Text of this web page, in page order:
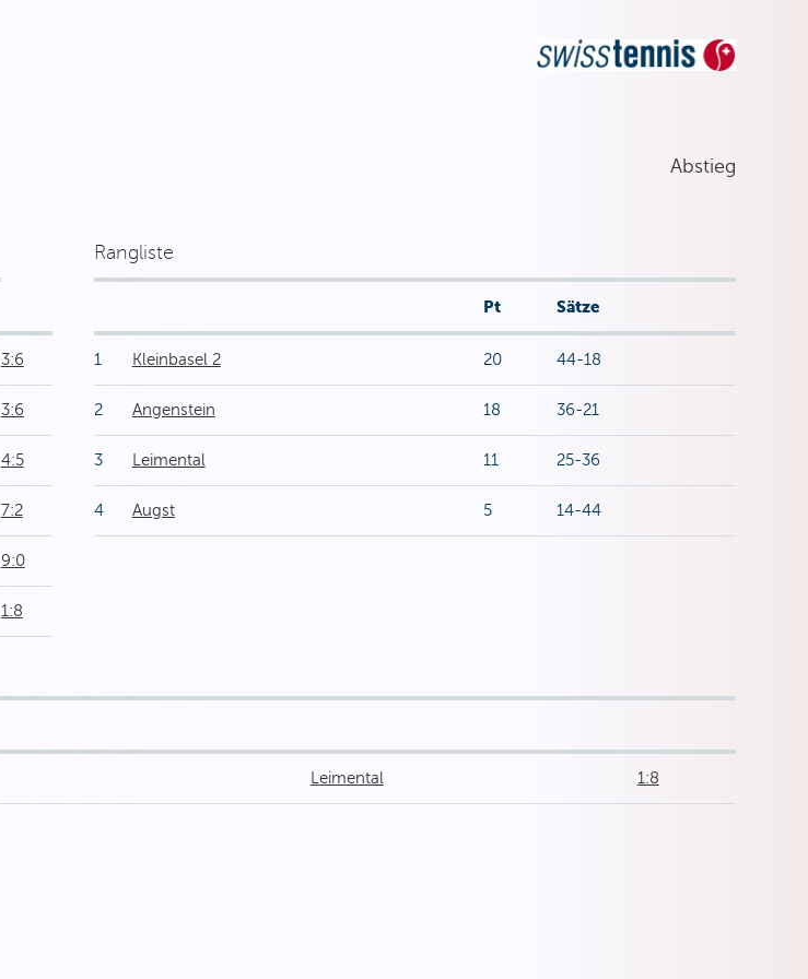
Abstieg
3:6
3:6
4:5
7:2
9:0
1:8
Rangliste
Pt Sätze
1 Kleinbasel 2 20 44-18
2 Angenstein 18 36-21
3 Leimental 11 25-36
4 Augst 5 14-44
Leimental 1:8